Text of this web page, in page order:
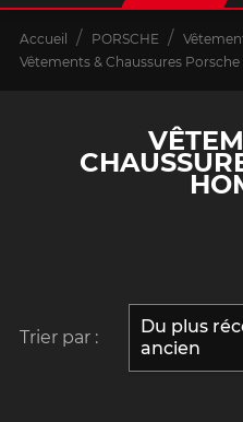
Accueil PORSCHE
Vêtements & Chaussures
Trier par :
Du plus
ancien